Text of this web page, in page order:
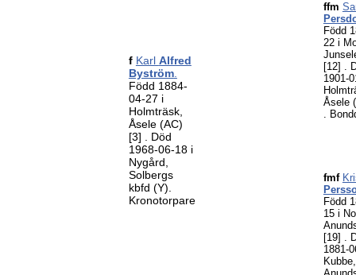
f Karl Alfred
Byström.
Född 1884-
04-27 i
Holmträsk,
Åsele (AC)
[3]
. Död
1968-06-18 i
Nygård,
Solbergs
kbfd (Y).
Kronotorpare
ffm
Född
22 i
[12] .
1901-
Åsele
.
fmf
Född
15 i
[19] .
1881-
Kubbe,